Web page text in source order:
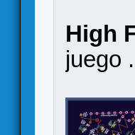
High
juego